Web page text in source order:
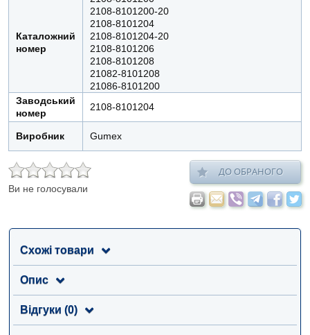
Каталожний
номер
2108-8101200-20
2108-8101204
2108-8101204-20
2108-8101206
2108-8101208
21082-8101208
21086-8101200
Заводський
номер
2108-8101204
Виробник Gumex
Ви не голосували
ДО ОБРАНОГО
Схожі товари
Опис
Відгуки (0)